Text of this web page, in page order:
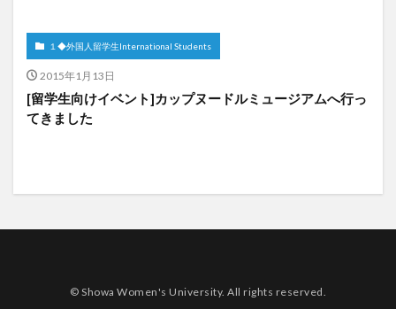
１◆外国人留学生International Students
2015年1月13日
[留学生向けイベント]カップヌードルミュージアムへ行っ
てきました
© Showa Women's University. All rights reserved.